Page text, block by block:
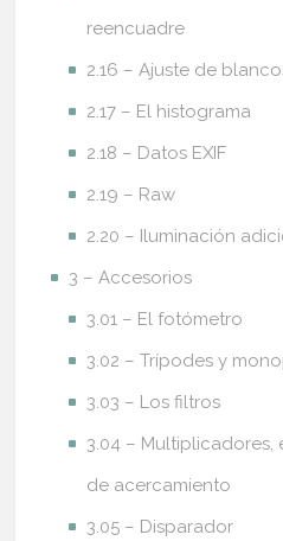
reencuadre
2.16 – Ajuste de
2.17 – El histograma
2.18 – Datos EXIF
2.19 – Raw
2.20 – Iluminación
3 – Accesorios
3.01 – El fotómetro
3.02 – Trípodes y
3.03 – Los filtros
3.04 – Multiplicadores,
de acercamiento
3.05 – Disparador